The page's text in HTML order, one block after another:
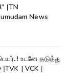
|TN
News
|TVK | VCK |